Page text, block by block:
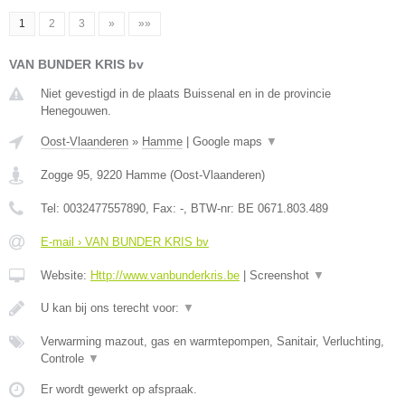
1 2 3 » »»
VAN BUNDER KRIS bv
Niet gevestigd in de plaats Buissenal en in de provincie
Henegouwen.
Oost-Vlaanderen » Hamme Google maps ▼
Zogge 95, 9220 Hamme (Oost-Vlaanderen)
Tel: 0032477557890, Fax: -, BTW-nr: BE 0671.803.489
E-mail › VAN BUNDER KRIS bv
Website: Http://www.vanbunderkris.be Screenshot ▼
U kan bij ons terecht voor: ▼
Verwarming mazout, gas en warmtepompen, Sanitair, Verluchting,
Controle ▼
Er wordt gewerkt op afspraak.